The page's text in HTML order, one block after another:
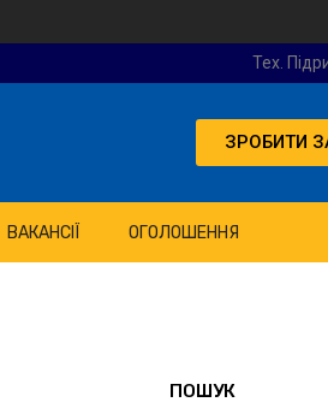
Тех.
ЗРОБИТИ
ВАКАНСІЇ ОГОЛОШЕННЯ
ПОШУК